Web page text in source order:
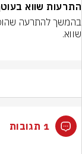
התרעות שווא
שווא.
1 תגובות